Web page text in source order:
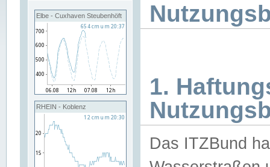
Elbe - Cuxhaven Steubenhöft
RHEIN - Koblenz
1.
Das ITZBund